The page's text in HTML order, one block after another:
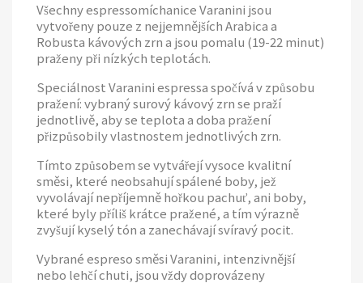
Všechny espressomíchanice Varanini jsou
vytvořeny pouze z nejjemnějších Arabica a
Robusta kávových zrn a jsou pomalu (19-22 minut)
praženy při nízkých teplotách.
Speciálnost Varanini espressa spočívá v způsobu
pražení: vybraný surový kávový zrn se praží
jednotlivě, aby se teplota a doba pražení
přizpůsobily vlastnostem jednotlivých zrn.
Tímto způsobem se vytvářejí vysoce kvalitní
směsi, které neobsahují spálené boby, jež
vyvolávají nepříjemně hořkou pachuť, ani boby,
které byly příliš krátce pražené, a tím výrazně
zvyšují kyselý tón a zanechávají svíravý pocit.
Vybrané espreso směsi Varanini, intenzivnější
nebo lehčí chuti, jsou vždy doprovázeny